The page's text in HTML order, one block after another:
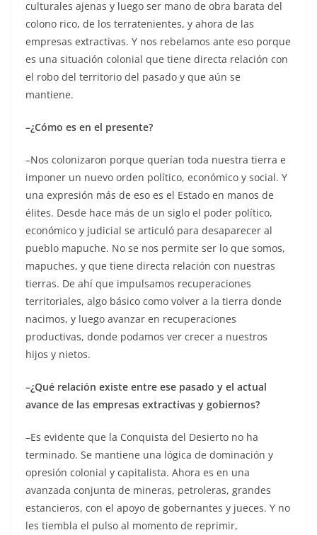
culturales ajenas y luego ser mano de obra barata del
colono rico, de los terratenientes, y ahora de las
empresas extractivas. Y nos rebelamos ante eso porque
es una situación colonial que tiene directa relación con
el robo del territorio del pasado y que aún se
mantiene.
–¿Cómo es en el presente?
–Nos colonizaron porque querían toda nuestra tierra e
imponer un nuevo orden político, económico y social. Y
una expresión más de eso es el Estado en manos de
élites. Desde hace más de un siglo el poder político,
económico y judicial se articuló para desaparecer al
pueblo mapuche. No se nos permite ser lo que somos,
mapuches, y que tiene directa relación con nuestras
tierras. De ahí que impulsamos recuperaciones
territoriales, algo básico como volver a la tierra donde
nacimos, y luego avanzar en recuperaciones
productivas, donde podamos ver crecer a nuestros
hijos y nietos.
–¿Qué relación existe entre ese pasado y el actual
avance de las empresas extractivas y gobiernos?
–Es evidente que la Conquista del Desierto no ha
terminado. Se mantiene una lógica de dominación y
opresión colonial y capitalista. Ahora es en una
avanzada conjunta de mineras, petroleras, grandes
estancieros, con el apoyo de gobernantes y jueces. Y no
les tiembla el pulso al momento de reprimir,